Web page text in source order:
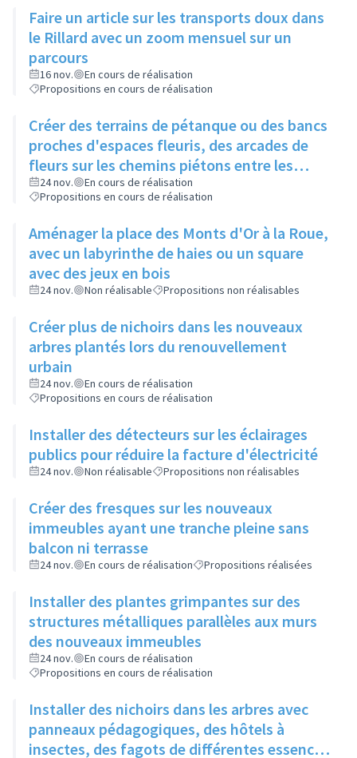
Faire un article sur les transports doux dans
le Rillard avec un zoom mensuel sur un
parcours
16 nov.
En cours de réalisation
Propositions en cours de réalisation
Créer des terrains de pétanque ou des bancs
proches d'espaces fleuris, des arcades de
fleurs sur les chemins piétons entre les
immeubles
24 nov.
En cours de réalisation
Propositions en cours de réalisation
Aménager la place des Monts d'Or à la Roue,
avec un labyrinthe de haies ou un square
avec des jeux en bois
24 nov. Non réalisable Propositions non réalisables
Créer plus de nichoirs dans les nouveaux
arbres plantés lors du renouvellement
urbain
24 nov.
En cours de réalisation
Propositions en cours de réalisation
Installer des détecteurs sur les éclairages
publics pour réduire la facture d'électricité
24 nov. Non réalisable Propositions non réalisables
Créer des fresques sur les nouveaux
immeubles ayant une tranche pleine sans
balcon ni terrasse
24 nov. En cours de réalisation Propositions réalisées
Installer des plantes grimpantes sur des
structures métalliques parallèles aux murs
des nouveaux immeubles
24 nov.
En cours de réalisation
Propositions en cours de réalisation
Installer des nichoirs dans les arbres avec
panneaux pédagogiques, des hôtels à
insectes, des fagots de différentes essences